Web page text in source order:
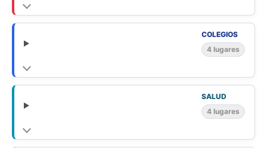
COLEGIOS
4 lugares
SALUD
4 lugares